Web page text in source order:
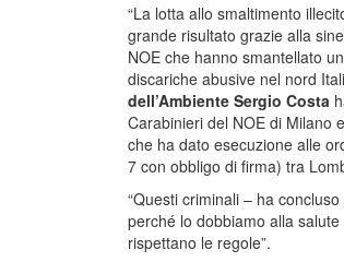
“La lotta allo smaltimento
grande risultato grazie alla
NOE che hanno smantellato
discariche abusive nel nord
dell’Ambiente Sergio Costa
Carabinieri del NOE di Milano
che ha dato esecuzione alle
7 con obbligo di firma) tra
“Questi criminali – ha
perché lo dobbiamo alla
rispettano le regole”.